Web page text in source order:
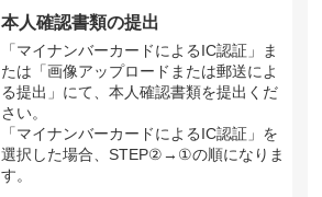
本人確認書類の提出
「マイナンバーカードによるIC認証」ま
たは「画像アップロードまたは郵送によ
る提出」にて、本人確認書類を提出くだ
さい。
「マイナンバーカードによるIC認証」を
選択した場合、STEP②→①の順になりま
す。